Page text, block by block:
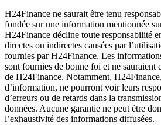
H24Finance ne saurait être tenu
fondée sur une information mentionnée
H24Finance décline toute responsabilité
directes ou indirectes causées par
fournies par H24Finance. Les
sont fournies de bonne foi et ne sauraient
de H24Finance. Notamment,
d’information, ne pourront voir leurs
d’erreurs ou de retards dans la
données. Aucune garantie ne peut être
l’exhaustivité des informations diffusées.